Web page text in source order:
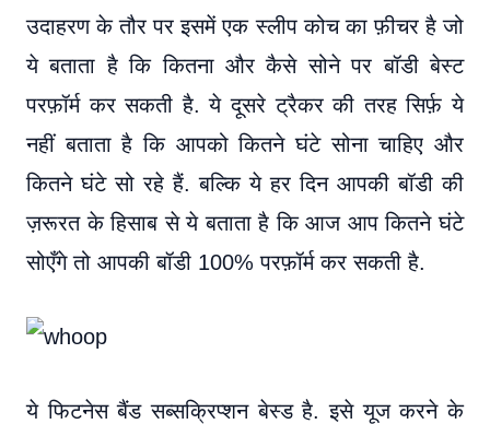
उदाहरण के तौर पर इसमें एक स्लीप कोच का फ़ीचर है जो
ये बताता है कि कितना और कैसे सोने पर बॉडी बेस्ट
परफ़ॉर्म कर सकती है. ये दूसरे ट्रैकर की तरह सिर्फ़ ये
नहीं बताता है कि आपको कितने घंटे सोना चाहिए और
कितने घंटे सो रहे हैं. बल्कि ये हर दिन आपकी बॉडी की
ज़रूरत के हिसाब से ये बताता है कि आज आप कितने घंटे
सोएँगे तो आपकी बॉडी 100% परफ़ॉर्म कर सकती है.
ये फिटनेस बैंड सब्सक्रिप्शन बेस्ड है. इसे यूज करने के